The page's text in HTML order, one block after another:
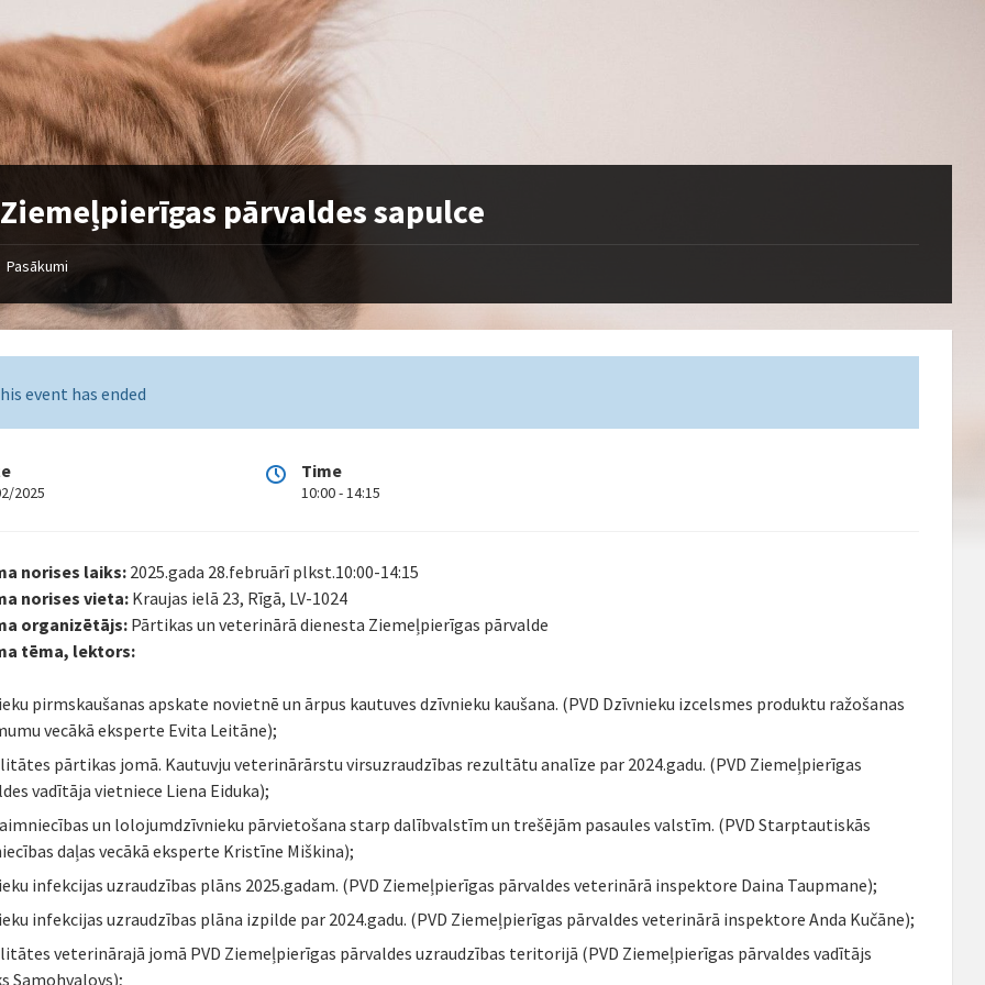
Ziemeļpierīgas pārvaldes sapulce
Pasākumi
event has ended
2025
Time
10:00 - 14:15
norises laiks: 2025.gada 28.februārī plkst.10:00-14:15
norises vieta:Kraujas ielā 23, Rīgā, LV-1024
organizētājs: Pārtikas un veterinārā dienesta Ziemeļpierīgas pārvalde
tēma, lektors:
pirmskaušanas apskate novietnē un ārpus kautuves dzīvnieku kaušana. (PVD Dzīvnieku izcelsmes produktu ražošanas
vecākā eksperte Evita Leitāne);
pārtikas jomā. Kautuvju veterinārārstu virsuzraudzības rezultātu analīze par 2024.gadu. (PVD Ziemeļpierīgas
vadītāja vietniece Liena Eiduka);
un lolojumdzīvnieku pārvietošana starp dalībvalstīm un trešējām pasaules valstīm. (PVD Starptautiskās
daļas vecākā eksperte Kristīne Miškina);
infekcijas uzraudzības plāns 2025.gadam. (PVD Ziemeļpierīgas pārvaldes veterinārā inspektore Daina Taupmane);
infekcijas uzraudzības plāna izpilde par 2024.gadu. (PVD Ziemeļpierīgas pārvaldes veterinārā inspektore Anda Kučāne);
veterinārajā jomā PVD Ziemeļpierīgas pārvaldes uzraudzības teritorijā (PVD Ziemeļpierīgas pārvaldes vadītājs
Samohvalovs);